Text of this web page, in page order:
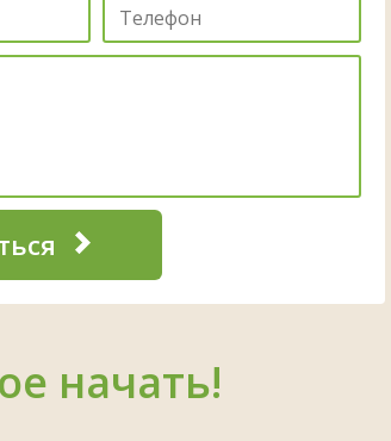
начать!